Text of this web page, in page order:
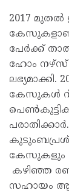
2017 മുതൽ
പേർക്ക്
ഹോം നഴ്‌സ്
ലഭ്യമാക്കി.
കേസുകൾ
കേസുകളും
കഴിഞ്ഞ
സഹായം